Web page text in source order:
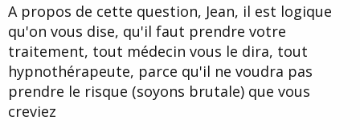
A propos de cette question, Jean, il est logique
qu'on vous dise, qu'il faut prendre votre
traitement, tout médecin vous le dira, tout
hypnothérapeute, parce qu'il ne voudra pas
prendre le risque (soyons brutale) que vous
creviez